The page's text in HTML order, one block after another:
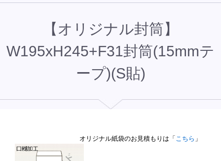
【オリジナル封筒】
W195xH245+F31封筒(15mmテ
ープ)(S貼)
オリジナル紙袋のお見積もりは「 こちら 」